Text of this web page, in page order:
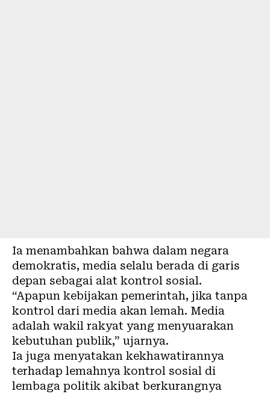
Ia menambahkan bahwa dalam negara
demokratis, media selalu berada di garis
depan sebagai alat kontrol sosial.
“Apapun kebijakan pemerintah, jika tanpa
kontrol dari media akan lemah. Media
adalah wakil rakyat yang menyuarakan
kebutuhan publik,” ujarnya.
Ia juga menyatakan kekhawatirannya
terhadap lemahnya kontrol sosial di
lembaga politik akibat berkurangnya